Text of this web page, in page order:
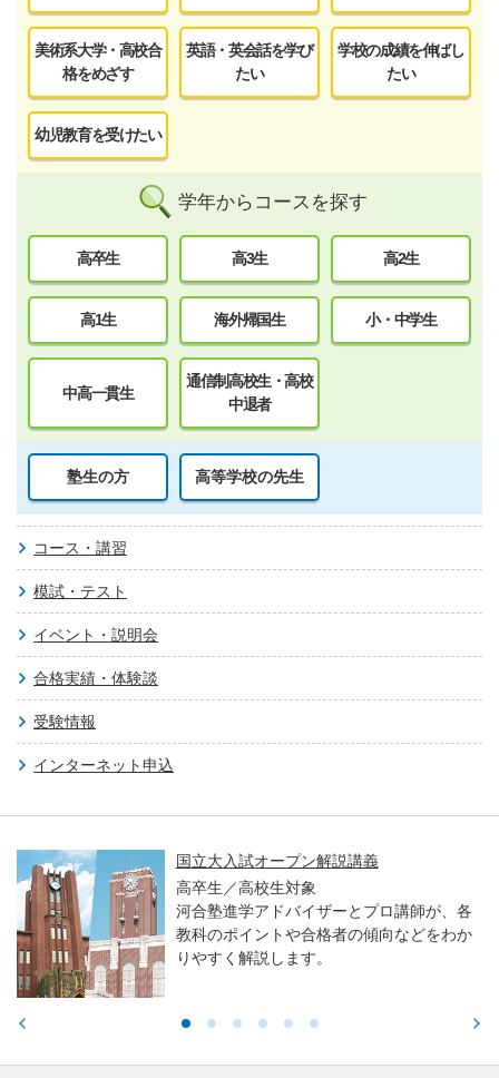
美術系大学・高校合
格をめざす
英語・英会話を学び
たい
学校の成績を伸ばし
たい
幼児教育を受けたい
学年からコースを探す
高卒生 高3生 高2生
高1生 海外帰国生 小・中学生
中高一貫生
通信制高校生・高校
中退者
塾生の方 高等学校の先生
コース・講習
模試・テスト
イベント・説明会
合格実績・体験談
受験情報
インターネット申込
各
か
親子で学ぶ！大学入試セミナー ～東
大・医学科編～
高校生／中学生／保護者対象
東大・京大・医学部医学科入試で求
る力や学習アドバイスをお伝えしま